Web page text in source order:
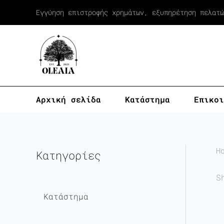
Εγγύηση επιστροφής χρημάτων, εξυπηρέτηση
Αρχική σελίδα Κατάστημα
Κατηγορίες
Κατάστημα